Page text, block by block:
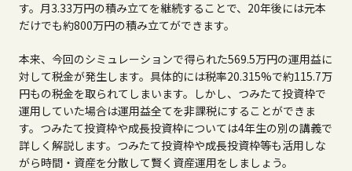
す。月3.33万円の積み立てを継続することで、20年後には元本
だけでも約800万円の積み立てができます。
本来、今回のシミュレーションで得られた569.5万円の運用益に
対して税金が発生します。具体的には税率20.315%で約115.7万
円もの税金を取られてしまいます。しかし、つみたて投資枠で
運用していた場合は運用益全てを非課税にすることができま
す。つみたて投資枠や成長投資枠については4年生の別の講義で
詳しく解説します。つみたて投資枠や成長投資枠等も活用しな
がら時間・資産を分散して賢く資産運用をしましょう。